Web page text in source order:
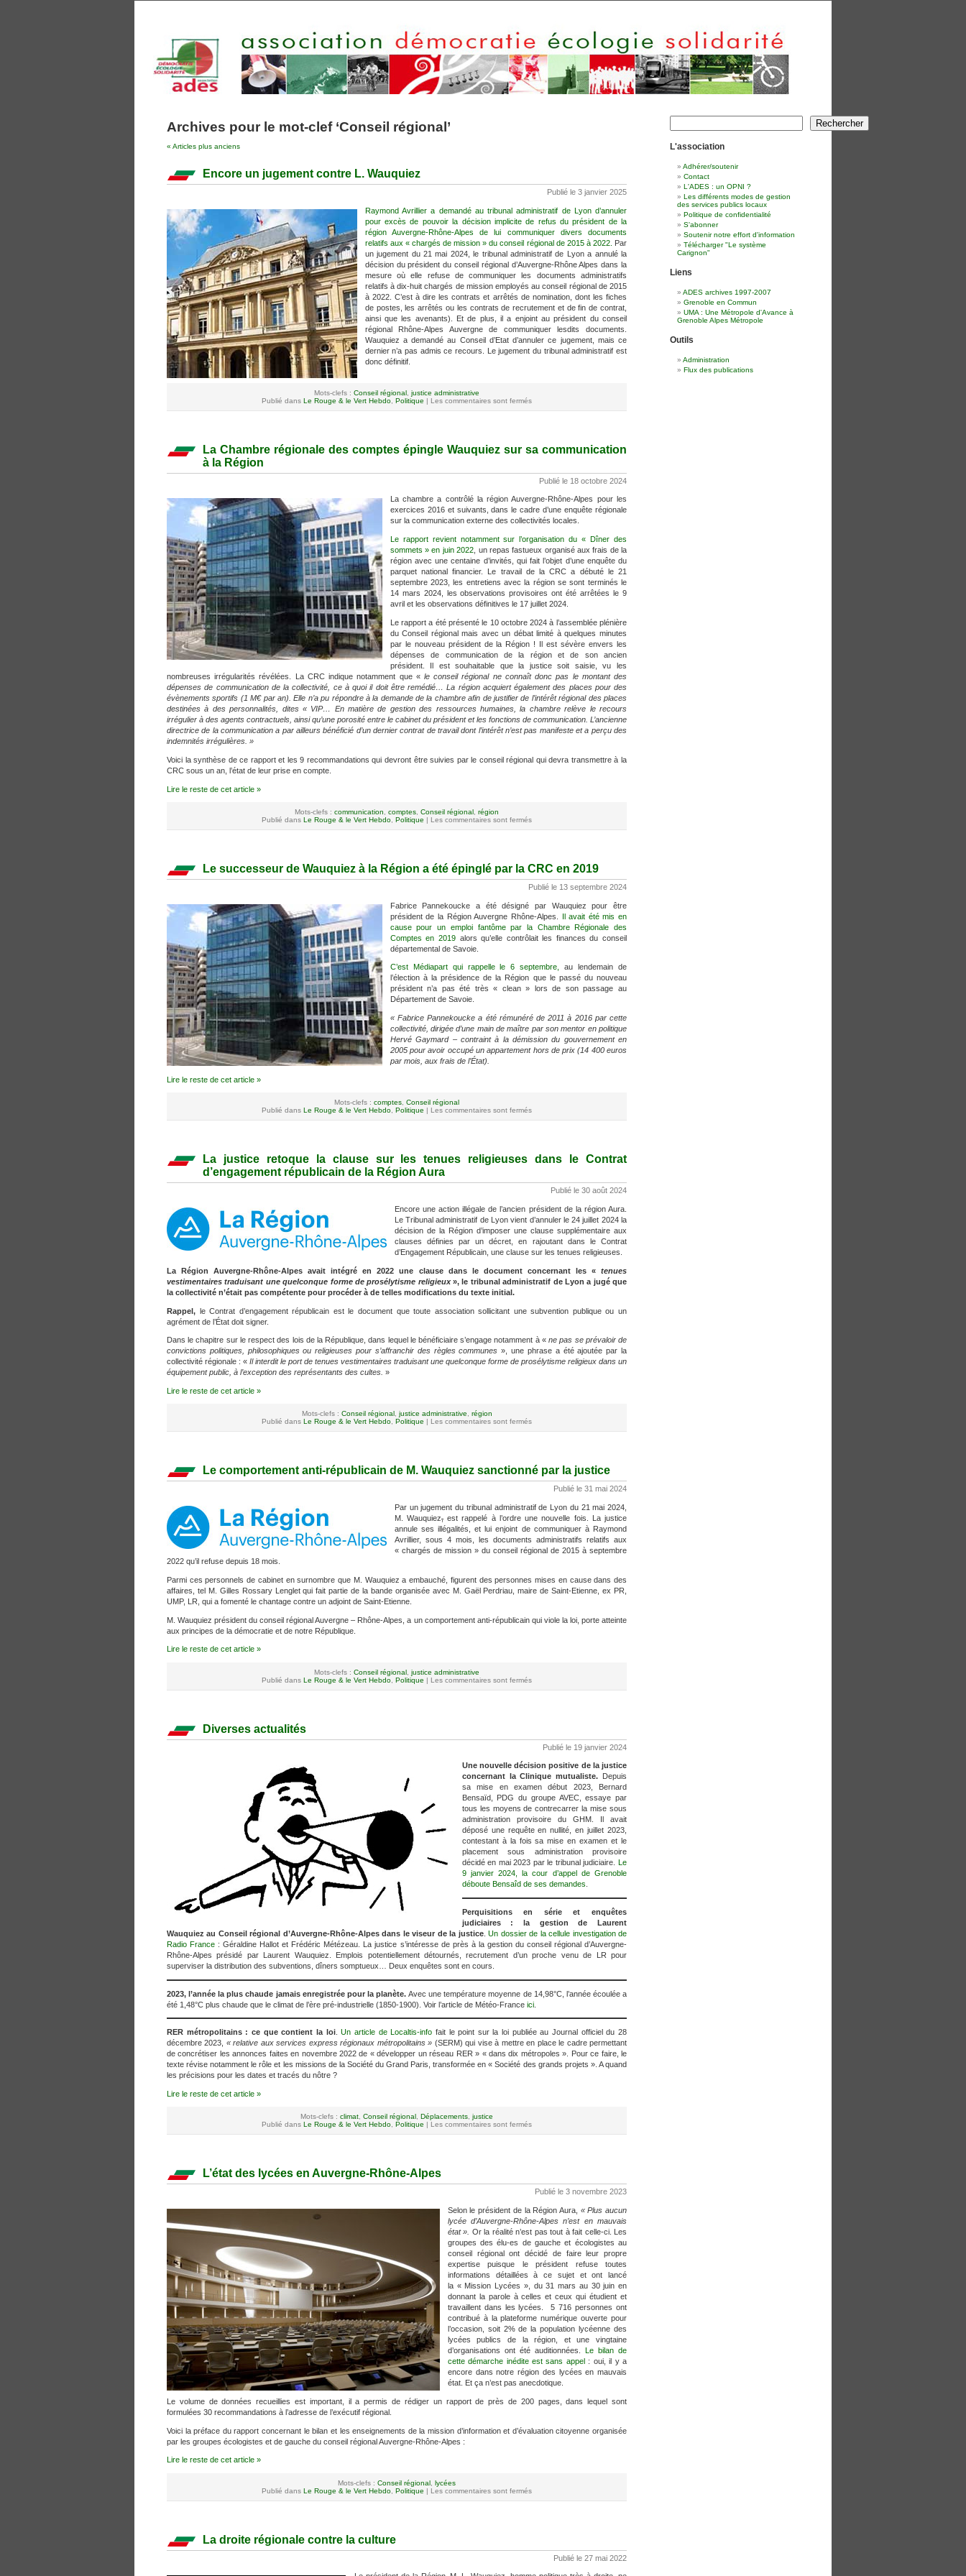
Archives pour le mot-clef ‘Conseil régional’
« Articles plus anciens
Encore un jugement contre L. Wauquiez
Publié le 3 janvier 2025
Raymond Avrillier a demandé au tribunal administratif de Lyon d’annuler
pour excès de pouvoir la décision implicite de refus du président de la
région Auvergne-Rhône-Alpes de lui communiquer divers documents
relatifs aux « chargés de mission » du conseil régional de 2015 à 2022. Par
un jugement du 21 mai 2024, le tribunal administratif de Lyon a annulé la
décision du président du conseil régional d’Auvergne-Rhône Alpes dans la
mesure où elle refuse de communiquer les documents administratifs
relatifs à dix-huit chargés de mission employés au conseil régional de 2015
à 2022. C’est à dire les contrats et arrêtés de nomination, dont les fiches
de postes, les arrêtés ou les contrats de recrutement et de fin de contrat,
ainsi que les avenants). Et de plus, il a enjoint au président du conseil
régional Rhône-Alpes Auvergne de communiquer lesdits documents.
Wauquiez a demandé au Conseil d’Etat d’annuler ce jugement, mais ce
dernier n’a pas admis ce recours. Le jugement du tribunal administratif est
donc définitif.
Mots-clefs : Conseil régional justice administrative
Publié dans Le Rouge & le Vert Hebdo Politique | Les commentaires sont fermés
La Chambre régionale des comptes épingle Wauquiez sur sa communication
à la Région
Publié le 18 octobre 2024
La chambre a contrôlé la région Auvergne-Rhône-Alpes pour les
exercices 2016 et suivants, dans le cadre d’une enquête régionale
sur la communication externe des collectivités locales.
Le rapport revient notamment sur l’organisation du « Dîner des
sommets » en juin 2022 , un repas fastueux organisé aux frais de la
région avec une centaine d’invités, qui fait l’objet d’une enquête du
parquet national financier. Le travail de la CRC a débuté le 21
septembre 2023, les entretiens avec la région se sont terminés le
14 mars 2024, les observations provisoires ont été arrêtées le 9
avril et les observations définitives le 17 juillet 2024.
Le rapport a été présenté le 10 octobre 2024 à l’assemblée plénière
du Conseil régional mais avec un débat limité à quelques minutes
par le nouveau président de la Région ! Il est sévère envers les
dépenses de communication de la région et de son ancien
président. Il est souhaitable que la justice soit saisie, vu les
nombreuses irrégularités révélées. La CRC indique notamment que « le conseil régional ne connaît donc pas le montant des
dépenses de communication de la collectivité, ce à quoi il doit être remédié… La région acquiert également des places pour des
évènements sportifs (1 M€ par an). Elle n’a pu répondre à la demande de la chambre afin de justifier de l’intérêt régional des places
destinées à des personnalités, dites « VIP… En matière de gestion des ressources humaines, la chambre relève le recours
irrégulier à des agents contractuels, ainsi qu’une porosité entre le cabinet du président et les fonctions de communication. L’ancienne
directrice de la communication a par ailleurs bénéficié d’un dernier contrat de travail dont l’intérêt n’est pas manifeste et a perçu des
indemnités irrégulières. »
Voici la synthèse de ce rapport et les 9 recommandations qui devront être suivies par le conseil régional qui devra transmettre à la
CRC sous un an, l’état de leur prise en compte.
Lire le reste de cet article »
Mots-clefs : communication comptes Conseil régional région
Publié dans Le Rouge & le Vert Hebdo Politique | Les commentaires sont fermés
Le successeur de Wauquiez à la Région a été épinglé par la CRC en 2019
Publié le 13 septembre 2024
Fabrice Pannekoucke a été désigné par Wauquiez pour être
président de la Région Auvergne Rhône-Alpes.
Il avait été mis en
cause pour un emploi fantôme par la Chambre Régionale des
Comptes en 2019alors qu’elle contrôlait les finances du conseil
départemental de Savoie.
C’est Médiapart qui rappelle le 6 septembre,
au lendemain de
l’élection à la présidence de la Région que le passé du nouveau
président n’a pas été très « clean » lors de son passage au
Département de Savoie.
« Fabrice Pannekoucke a été rémunéré de 2011 à 2016 par cette
collectivité, dirigée d’une main de maître par son mentor en politique
Hervé Gaymard – contraint à la démission du gouvernement en
2005 pour avoir occupé un appartement hors de prix (14 400 euros
par mois, aux frais de l’État).
Lire le reste de cet article »
Mots-clefs : comptes Conseil régional
Publié dans Le Rouge & le Vert Hebdo Politique | Les commentaires sont fermés
La justice retoque la clause sur les tenues religieuses dans le Contrat
d’engagement républicain de la Région Aura
Publié le 30 août 2024
Encore une action illégale de l’ancien président de la région Aura.
Le Tribunal administratif de Lyon vient d’annuler le 24 juillet 2024 la
décision de la Région d’imposer une clause supplémentaire aux
clauses définies par un décret, en rajoutant dans le Contrat
d’Engagement Républicain, une clause sur les tenues religieuses.
La Région Auvergne-Rhône-Alpes avait intégré en 2022 une clause dans le document concernant les « tenues
vestimentaires traduisant une quelconque forme de prosélytisme religieux», le tribunal administratif de Lyon a jugé que
la collectivité n’était pas compétente pour procéder à de telles modifications du texte initial.
Rappel, le Contrat d’engagement républicain est le document que toute association sollicitant une subvention publique ou un
agrément de l’État doit signer.
Dans le chapitre sur le respect des lois de la République, dans lequel le bénéficiaire s’engage notamment à «ne pas se prévaloir de
convictions politiques, philosophiques ou religieuses pour s’affranchir des règles communes », une phrase a été ajoutée par la
collectivité régionale : « Il interdit le port de tenues vestimentaires traduisant une quelconque forme de prosélytisme religieux dans un
équipement public, à l’exception des représentants des cultes. »
Lire le reste de cet article »
Mots-clefs : Conseil régional, justice administrative, région
Publié dans Le Rouge & le Vert Hebdo, Politique | Les commentaires sont fermés
Le comportement anti-républicain de M. Wauquiez sanctionné par la justice
Publié le 31 mai 2024
Par un jugement du tribunal administratif de Lyon du 21 mai 2024,
M. Wauquiez, est rappelé à l’ordre une nouvelle fois. La justice
annule ses illégalités, et lui enjoint de communiquer à Raymond
Avrillier, sous 4 mois, les documents administratifs relatifs aux
« chargés de mission » du conseil régional de 2015 à septembre
2022 qu’il refuse depuis 18 mois.
Parmi ces personnels de cabinet en surnombre que M. Wauquiez a embauché, figurent des personnes mises en cause dans des
affaires, tel M. Gilles Rossary Lenglet qui fait partie de la bande organisée avec M. Gaël Perdriau, maire de Saint-Etienne, ex PR,
UMP, LR, qui a fomenté le chantage contre un adjoint de Saint-Etienne.
M. Wauquiez président du conseil régional Auvergne – Rhône-Alpes, a un comportement anti-républicain qui viole la loi, porte atteinte
aux principes de la démocratie et de notre République.
Lire le reste de cet article »
Mots-clefs : Conseil régional justice administrative
Publié dans Le Rouge & le Vert Hebdo Politique | Les commentaires sont fermés
Diverses actualités
Publié le 19 janvier 2024
Une nouvelle décision positive de la justice
concernant la Clinique mutualiste. Depuis
sa mise en examen début 2023, Bernard
Bensaïd, PDG du groupe AVEC, essaye par
tous les moyens de contrecarrer la mise sous
administration provisoire du GHM. Il avait
déposé une requête en nullité, en juillet 2023,
contestant à la fois sa mise en examen et le
placement sous administration provisoire
décidé en mai 2023 par le tribunal judiciaire. Le
9 janvier 2024, la cour d’appel de Grenoble
déboute Bensaîd de ses demandes.
Perquisitions en série et enquêtes
judiciaires : la gestion de Laurent
Wauquiez au Conseil régional d’Auvergne-Rhône-Alpes dans le viseur de la justice.Un dossier de la cellule investigation de
Radio France : Géraldine Hallot et Frédéric Métézeau. La justice s’intéresse de près à la gestion du conseil régional d’Auvergne-
Rhône-Alpes présidé par Laurent Wauquiez. Emplois potentiellement détournés, recrutement d’un proche venu de LR pour
superviser la distribution des subventions, dîners somptueux… Deux enquêtes sont en cours.
2023, l’année la plus chaude jamais enregistrée pour la planète.Avec une température moyenne de 14,98°C, l’année écoulée a
été 1,48°C plus chaude que le climat de l’ère pré-industrielle (1850-1900). Voir l’article de Météo-France ici
RER métropolitains : ce que contient la loi.Un article de Localtis-info fait le point sur la loi publiée au Journal officiel du 28
décembre 2023, « relative aux services express régionaux métropolitains » (SERM) qui vise à mettre en place le cadre permettant
de concrétiser les annonces faites en novembre 2022 de « développer un réseau RER » « dans dix métropoles ». Pour ce faire, le
texte révise notamment le rôle et les missions de la Société du Grand Paris, transformée en « Société des grands projets ». A quand
les précisions pour les dates et tracés du nôtre ?
Lire le reste de cet article »
Mots-clefs : climat, Conseil régional, Déplacements, justice
Publié dans Le Rouge & le Vert Hebdo, Politique | Les commentaires sont fermés
L’état des lycées en Auvergne-Rhône-Alpes
Publié le 3 novembre 2023
Selon le président de la Région Aura, « Plus aucun
lycée d’Auvergne-Rhône-Alpes n’est en mauvais
état ». Or la réalité n’est pas tout à fait celle-ci. Les
groupes des élu-es de gauche et écologistes au
conseil régional ont décidé de faire leur propre
expertise puisque le président refuse toutes
informations détaillées à ce sujet et ont lancé
la « Mission Lycées », du 31 mars au 30 juin en
donnant la parole à celles et ceux qui étudient et
travaillent dans les lycées. 5 716 personnes ont
contribué à la plateforme numérique ouverte pour
l’occasion, soit 2% de la population lycéenne des
lycées publics de la région, et une vingtaine
d’organisations ont été auditionnées.
Le bilan de
cette démarche inédite est sans appel: oui, il y a
encore dans notre région des lycées en mauvais
état. Et ça n’est pas anecdotique.
Le volume de données recueillies est important, il a permis de rédiger un rapport de près de 200 pages, dans lequel sont
formulées 30 recommandations à l’adresse de l’exécutif régional.
Voici la préface du rapport concernant le bilan et les enseignements de la mission d’information et d’évaluation citoyenne organisée
par les groupes écologistes et de gauche du conseil régional Auvergne-Rhône-Alpes :
Lire le reste de cet article »
Mots-clefs : Conseil régional lycées
Publié dans Le Rouge & le Vert Hebdo Politique | Les commentaires sont fermés
La droite régionale contre la culture
Publié le 27 mai 2022
Rechercher Rechercher
L'association
Adhérer/soutenir
Contact
L'ADES : un OPNI ?
Les différents modes de gestion
des services publics locaux
Politique de confidentialité
S'abonner
Soutenir notre effort d'information
Télécharger "Le système
Carignon"
Liens
ADES archives 1997-2007
Grenoble en Commun
UMA : Une Métropole d'Avance à
Grenoble Alpes Métropole
Outils
Administration
Flux des publications